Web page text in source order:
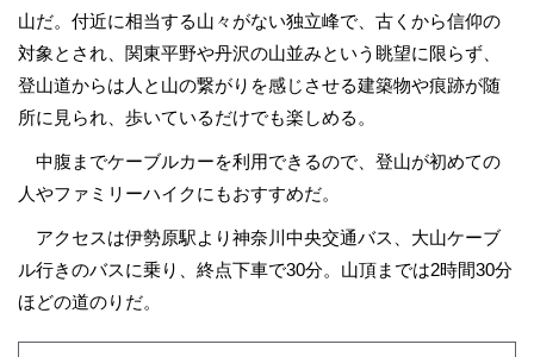
山だ。付近に相当する山々がない独立峰で、古くから信仰の
対象とされ、関東平野や丹沢の山並みという眺望に限らず、
登山道からは人と山の繋がりを感じさせる建築物や痕跡が随
所に見られ、歩いているだけでも楽しめる。
中腹までケーブルカーを利用できるので、登山が初めての
人やファミリーハイクにもおすすめだ。
アクセスは伊勢原駅より神奈川中央交通バス、大山ケーブ
ル行きのバスに乗り、終点下車で30分。山頂までは2時間30分
ほどの道のりだ。